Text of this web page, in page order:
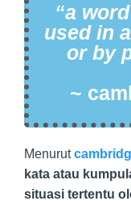
“a
used in
or by
~
Menurut
kata atau
situasi tertentu